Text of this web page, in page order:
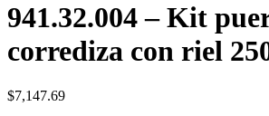
941.32.004 – Kit
corrediza con riel
$7,147.69